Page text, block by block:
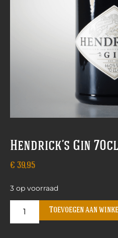
Hendrick’s Gin 70cl
€ 39,95
3 op voorraad
Toevoegen aan